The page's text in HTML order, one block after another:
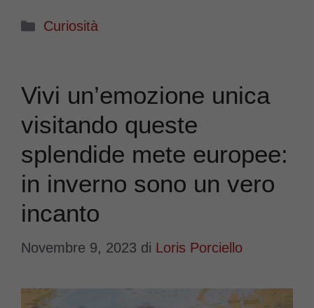
Categorie
Curiosità
Vivi un’emozione unica
visitando queste
splendide mete europee:
in inverno sono un vero
incanto
Novembre 9, 2023 di Loris Porciello